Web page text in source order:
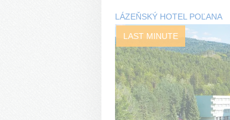
LÁZEŇSKÝ HOTEL POĽANA
LAST MINUTE